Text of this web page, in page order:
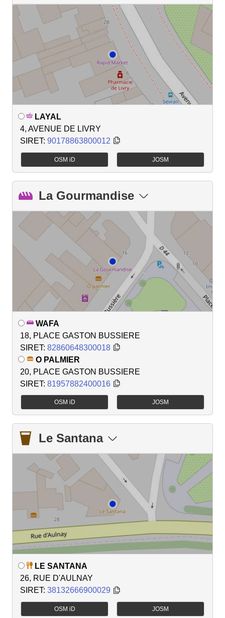
LAYAL
4, AVENUE DE LIVRY
SIRET: 90178863800012
OSM iD JOSM
La Gourmandise
WAFA
18, PLACE GASTON BUSSIERE
SIRET: 82860648300018
O PALMIER
20, PLACE GASTON BUSSIERE
SIRET: 81957882400016
OSM iD JOSM
Le Santana
LE SANTANA
26, RUE D'AULNAY
SIRET: 38132666900029
OSM iD JOSM